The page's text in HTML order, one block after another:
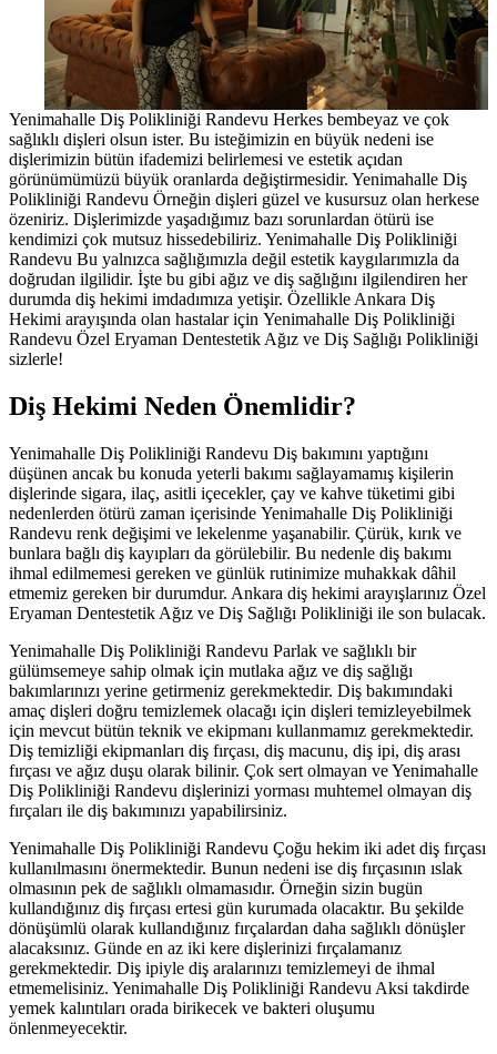
Yenimahalle Diş Polikliniği Randevu Herkes bembeyaz ve çok
sağlıklı dişleri olsun ister. Bu isteğimizin en büyük nedeni ise
dişlerimizin bütün ifademizi belirlemesi ve estetik açıdan
görünümümüzü büyük oranlarda değiştirmesidir. Yenimahalle Diş
Polikliniği Randevu Örneğin dişleri güzel ve kusursuz olan herkese
özeniriz. Dişlerimizde yaşadığımız bazı sorunlardan ötürü ise
kendimizi çok mutsuz hissedebiliriz. Yenimahalle Diş Polikliniği
Randevu Bu yalnızca sağlığımızla değil estetik kaygılarımızla da
doğrudan ilgilidir. İşte bu gibi ağız ve diş sağlığını ilgilendiren her
durumda diş hekimi imdadımıza yetişir. Özellikle Ankara Diş
Hekimi arayışında olan hastalar için Yenimahalle Diş Polikliniği
Randevu Özel Eryaman Dentestetik Ağız ve Diş Sağlığı Polikliniği
sizlerle!
Diş Hekimi Neden Önemlidir?
Yenimahalle Diş Polikliniği Randevu Diş bakımını yaptığını
düşünen ancak bu konuda yeterli bakımı sağlayamamış kişilerin
dişlerinde sigara, ilaç, asitli içecekler, çay ve kahve tüketimi gibi
nedenlerden ötürü zaman içerisinde Yenimahalle Diş Polikliniği
Randevu renk değişimi ve lekelenme yaşanabilir. Çürük, kırık ve
bunlara bağlı diş kayıpları da görülebilir. Bu nedenle diş bakımı
ihmal edilmemesi gereken ve günlük rutinimize muhakkak dâhil
etmemiz gereken bir durumdur. Ankara diş hekimi arayışlarınız Özel
Eryaman Dentestetik Ağız ve Diş Sağlığı Polikliniği ile son bulacak.
Yenimahalle Diş Polikliniği Randevu Parlak ve sağlıklı bir
gülümsemeye sahip olmak için mutlaka ağız ve diş sağlığı
bakımlarınızı yerine getirmeniz gerekmektedir. Diş bakımındaki
amaç dişleri doğru temizlemek olacağı için dişleri temizleyebilmek
için mevcut bütün teknik ve ekipmanı kullanmamız gerekmektedir.
Diş temizliği ekipmanları diş fırçası, diş macunu, diş ipi, diş arası
fırçası ve ağız duşu olarak bilinir. Çok sert olmayan ve Yenimahalle
Diş Polikliniği Randevu dişlerinizi yorması muhtemel olmayan diş
fırçaları ile diş bakımınızı yapabilirsiniz.
Yenimahalle Diş Polikliniği Randevu Çoğu hekim iki adet diş fırçası
kullanılmasını önermektedir. Bunun nedeni ise diş fırçasının ıslak
olmasının pek de sağlıklı olmamasıdır. Örneğin sizin bugün
kullandığınız diş fırçası ertesi gün kurumada olacaktır. Bu şekilde
dönüşümlü olarak kullandığınız fırçalardan daha sağlıklı dönüşler
alacaksınız. Günde en az iki kere dişlerinizi fırçalamanız
gerekmektedir. Diş ipiyle diş aralarınızı temizlemeyi de ihmal
etmemelisiniz. Yenimahalle Diş Polikliniği Randevu Aksi takdirde
yemek kalıntıları orada birikecek ve bakteri oluşumu
önlenmeyecektir.